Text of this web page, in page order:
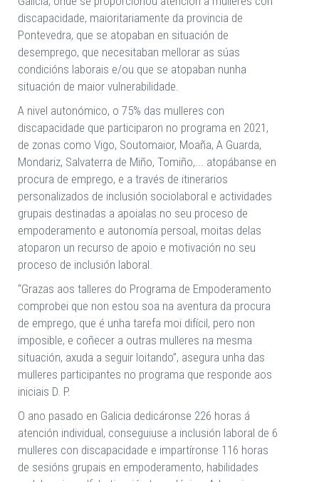
discapacidade, maioritariamente da provincia de
Pontevedra, que se atopaban en situación de
desemprego, que necesitaban mellorar as súas
condicións laborais e/ou que se atopaban nunha
situación de maior vulnerabilidade.
A nivel autonómico, o 75% das mulleres con
discapacidade que participaron no programa en 2021,
de zonas como Vigo, Soutomaior, Moaña, A Guarda,
Mondariz, Salvaterra de Miño, Tomiño,... atopábanse en
procura de emprego, e a través de itinerarios
personalizados de inclusión sociolaboral e actividades
grupais destinadas a apoialas no seu proceso de
empoderamento e autonomía persoal, moitas delas
atoparon un recurso de apoio e motivación no seu
proceso de inclusión laboral.
“Grazas aos talleres do Programa de Empoderamento
comprobei que non estou soa na aventura da procura
de emprego, que é unha tarefa moi difícil, pero non
imposible, e coñecer a outras mulleres na mesma
situación, axuda a seguir loitando”, asegura unha das
mulleres participantes no programa que responde aos
iniciais D. P.
O ano pasado en Galicia dedicáronse 226 horas á
atención individual, conseguiuse a inclusión laboral de 6
mulleres con discapacidade e impartíronse 116 horas
de sesións grupais en empoderamento, habilidades